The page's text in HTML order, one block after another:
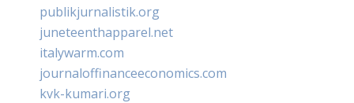
publikjurnalistik.org
juneteenthapparel.net
italywarm.com
journaloffinanceeconomics.com
kvk-kumari.org